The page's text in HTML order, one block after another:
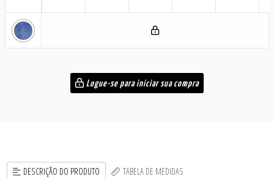
Logue-se para iniciar sua compra
DESCRIÇÃO DO PRODUTO TABELA DE MEDIDAS